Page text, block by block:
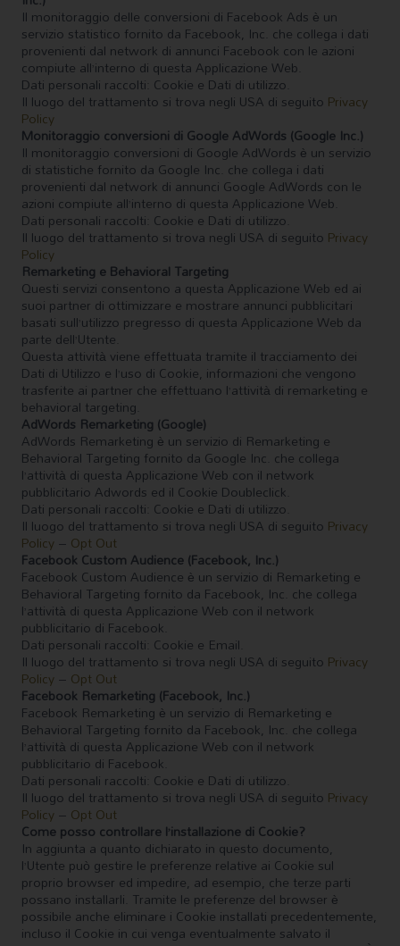
Il monitoraggio delle conversioni di Facebook Ads è un
servizio statistico fornito da Facebook, Inc. che collega i dati
provenienti dal network di annunci Facebook con le azioni
compiute all’interno di questa Applicazione Web.
Dati personali raccolti: Cookie e Dati di utilizzo.
Il luogo del trattamento si trova negli USA di seguito Privacy
Policy
Monitoraggio conversioni di Google AdWords (Google Inc.)
Il monitoraggio conversioni di Google AdWords è un servizio
di statistiche fornito da Google Inc. che collega i dati
provenienti dal network di annunci Google AdWords con le
azioni compiute all’interno di questa Applicazione Web.
Dati personali raccolti: Cookie e Dati di utilizzo.
Il luogo del trattamento si trova negli USA di seguito Privacy
Policy
Remarketing e Behavioral Targeting
Questi servizi consentono a questa Applicazione Web ed ai
suoi partner di ottimizzare e mostrare annunci pubblicitari
basati sull’utilizzo pregresso di questa Applicazione Web da
parte dell’Utente.
Questa attività viene effettuata tramite il tracciamento dei
Dati di Utilizzo e l’uso di Cookie, informazioni che vengono
trasferite ai partner che effettuano l’attività di remarketing e
behavioral targeting.
AdWords Remarketing (Google)
AdWords Remarketing è un servizio di Remarketing e
Behavioral Targeting fornito da Google Inc. che collega
l’attività di questa Applicazione Web con il network
pubblicitario Adwords ed il Cookie Doubleclick.
Dati personali raccolti: Cookie e Dati di utilizzo.
Il luogo del trattamento si trova negli USA di seguito Privacy
Policy – Opt Out
Facebook Custom Audience (Facebook, Inc.)
Facebook Custom Audience è un servizio di Remarketing e
Behavioral Targeting fornito da Facebook, Inc. che collega
l’attività di questa Applicazione Web con il network
pubblicitario di Facebook.
Dati personali raccolti: Cookie e Email.
Il luogo del trattamento si trova negli USA di seguito Privacy
Policy – Opt Out
Facebook Remarketing (Facebook, Inc.)
Facebook Remarketing è un servizio di Remarketing e
Behavioral Targeting fornito da Facebook, Inc. che collega
l’attività di questa Applicazione Web con il network
pubblicitario di Facebook.
Dati personali raccolti: Cookie e Dati di utilizzo.
Il luogo del trattamento si trova negli USA di seguito Privacy
Policy – Opt Out
Come posso controllare l’installazione di Cookie?
In aggiunta a quanto dichiarato in questo documento,
l’Utente può gestire le preferenze relative ai Cookie sul
proprio browser ed impedire, ad esempio, che terze parti
possano installarli. Tramite le preferenze del browser è
possibile anche eliminare i Cookie installati precedentemente,
incluso il Cookie in cui venga eventualmente salvato il